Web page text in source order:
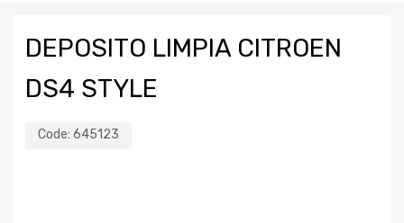
DEPOSITO LIMPIA CITROEN
DS4 STYLE
Code: 645123